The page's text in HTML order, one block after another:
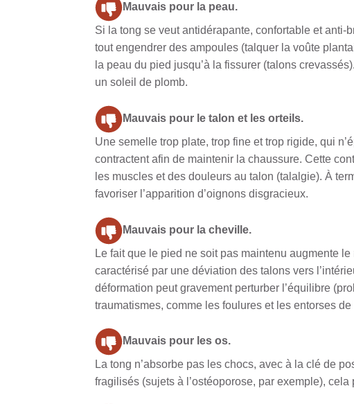
Mauvais pour la peau.
Si la tong se veut antidérapante, confortable et
tout engendrer des ampoules (talquer la voûte
la peau du pied jusqu’à la fissurer (talons
un soleil de plomb.
Mauvais pour le talon et les orteils.
Une semelle trop plate, trop fine et trop rigide, qui
contractent afin de maintenir la chaussure. Cette
les muscles et des douleurs au talon (talalgie). À
favoriser l’apparition d’oignons disgracieux.
Mauvais pour la cheville.
Le fait que le pied ne soit pas maintenu augmente
caractérisé par une déviation des talons vers
déformation peut gravement perturber l’équilibre
traumatismes, comme les foulures et les entorses
Mauvais pour les os.
La tong n’absorbe pas les chocs, avec à la clé de
fragilisés (sujets à l’ostéoporose, par exemple),